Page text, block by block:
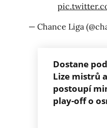
— Chance Liga
Dostane
Lize mistrů
postoupí
play-off o